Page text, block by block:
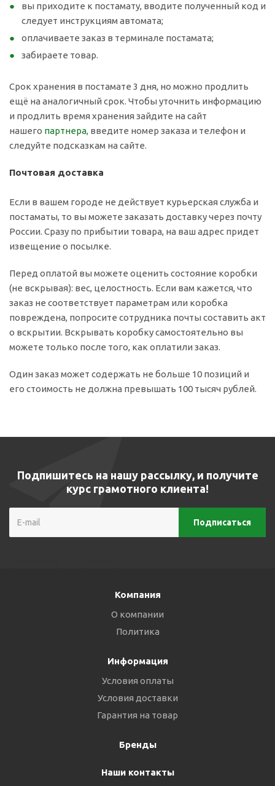
вы приходите к постамату, вводите полученный код и
следует инструкциям автомата;
оплачиваете заказ в терминале постамата;
забираете товар.
Срок хранения в постамате 3 дня, но можно продлить
ещё на аналогичный срок. Чтобы уточнить информацию
и продлить время хранения зайдите на сайт
нашего партнера, введите номер заказа и телефон и
следуйте подсказкам на сайте.
Почтовая доставка
Если в вашем городе не действует курьерская служба и
постаматы, то вы можете заказать доставку через почту
России. Сразу по прибытии товара, на ваш адрес придет
извещение о посылке.
Перед оплатой вы можете оценить состояние коробки
(не вскрывая): вес, целостность. Если вам кажется, что
заказ не соответствует параметрам или коробка
повреждена, попросите сотрудника почты составить акт
о вскрытии. Вскрывать коробку самостоятельно вы
можете только после того, как оплатили заказ.
Один заказ может содержать не больше 10 позиций и
его стоимость не должна превышать 100 тысяч рублей.
Подпишитесь на нашу рассылку, и получите
курс грамотного клиента!
Компания
О компании
Политика
Информация
Условия оплаты
Условия доставки
Гарантия на товар
Бренды
Наши контакты